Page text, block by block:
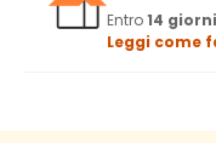
Entro14 giorni
Leggi come